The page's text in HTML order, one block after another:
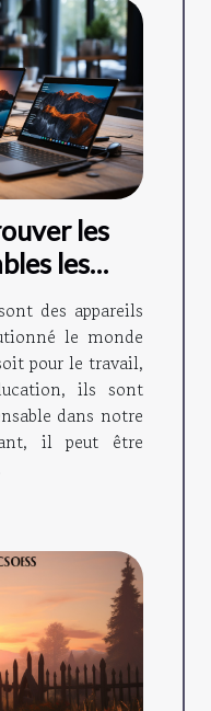
les
les
des appareils
le monde
pour le travail,
ils sont
dans notre
il peut être